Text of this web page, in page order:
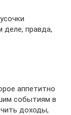
деле, правда,
аппетитно
событиям в
доходы,